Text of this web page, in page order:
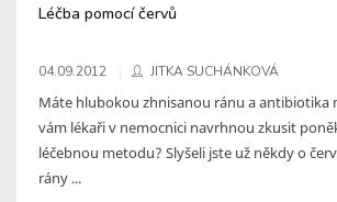
Léčba pomocí červů
04.09.2012 JITKA SUCHÁNKOVÁ
Máte hlubokou zhnisanou ránu a antibiotika
vám lékaři v nemocnici navrhnou zkusit
léčebnou metodu? Slyšeli jste už někdy o
rány ...